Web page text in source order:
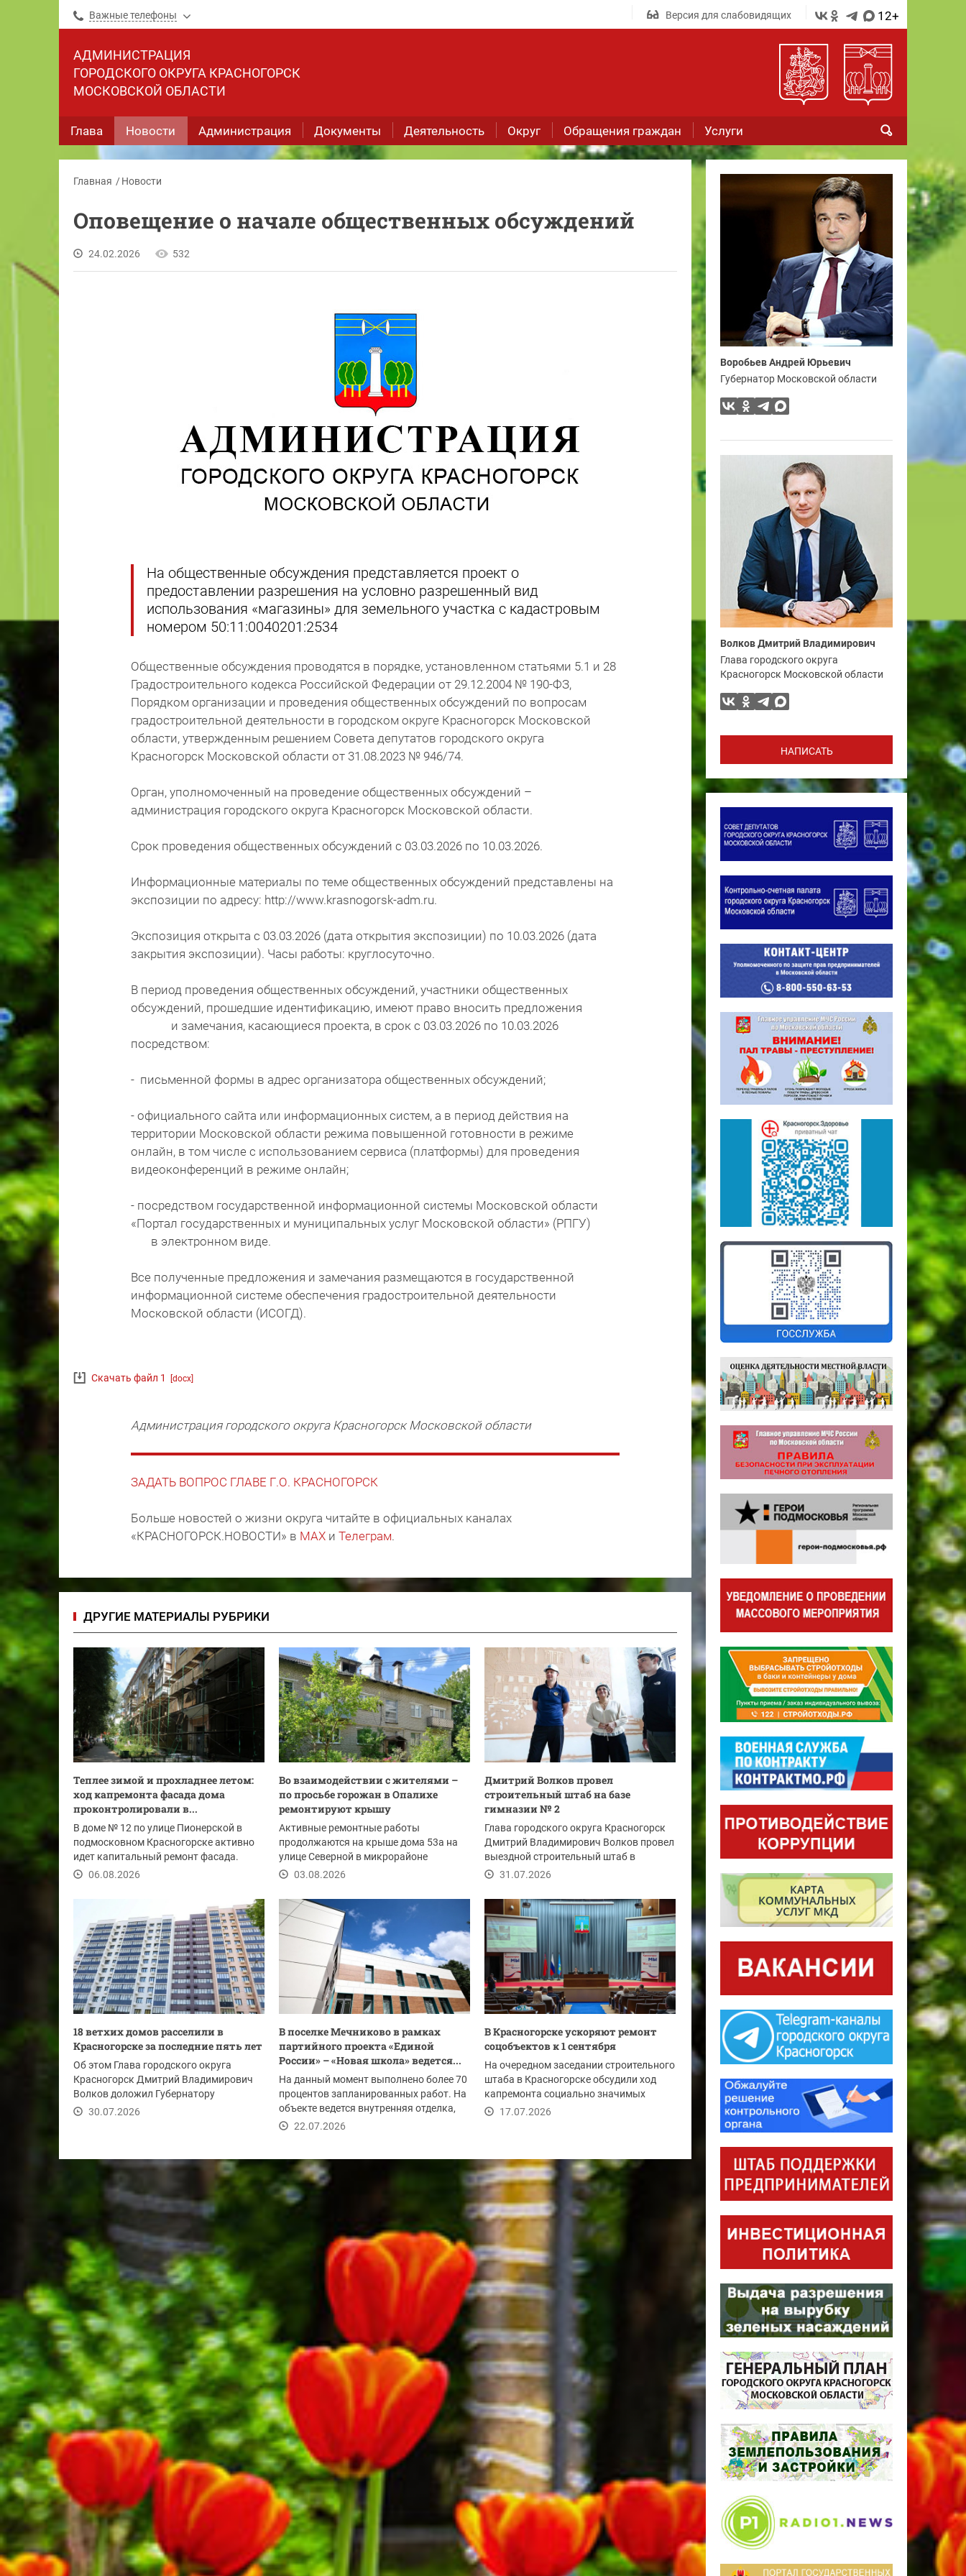
Важные телефоны Версия для слабовидящих 12+
АДМИНИСТРАЦИЯ
ГОРОДСКОГО ОКРУГА КРАСНОГОРСК
МОСКОВСКОЙ ОБЛАСТИ
Глава Новости Администрация Документы Деятельность Округ Обращения граждан Услуги
Главная Новости
Оповещение о начале общественных обсуждений
24.02.2026 532
На общественные обсуждения представляется проект о
предоставлении разрешения на условно разрешенный вид
использования «магазины» для земельного участка с кадастровым
номером 50:11:0040201:2534
Общественные обсуждения проводятся в порядке, установленном статьями 5.1 и 28
Градостроительного кодекса Российской Федерации от 29.12.2004 № 190-ФЗ,
Порядком организации и проведения общественных обсуждений по вопросам
градостроительной деятельности в городском округе Красногорск Московской
области, утвержденным решением Совета депутатов городского округа
Красногорск Московской области от 31.08.2023 № 946/74.
Орган, уполномоченный на проведение общественных обсуждений –
администрация городского округа Красногорск Московской области.
Срок проведения общественных обсуждений с 03.03.2026 по 10.03.2026.
Информационные материалы по теме общественных обсуждений представлены на
экспозиции по адресу: http://www.krasnogorsk-adm.ru.
Экспозиция открыта с 03.03.2026 (дата открытия экспозиции) по 10.03.2026 (дата
закрытия экспозиции). Часы работы: круглосуточно.
В период проведения общественных обсуждений, участники общественных
обсуждений, прошедшие идентификацию, имеют право вносить предложения
и замечания, касающиеся проекта, в срок с 03.03.2026 по 10.03.2026
посредством:
- письменной формы в адрес организатора общественных обсуждений;
- официального сайта или информационных систем, а в период действия на
территории Московской области режима повышенной готовности в режиме
онлайн, в том числе с использованием сервиса (платформы) для проведения
видеоконференций в режиме онлайн;
- посредством государственной информационной системы Московской области
«Портал государственных и муниципальных услуг Московской области» (РПГУ)
в электронном виде.
Все полученные предложения и замечания размещаются в государственной
информационной системе обеспечения градостроительной деятельности
Московской области (ИСОГД).
Скачать файл 1 [docx]
Администрация городского округа Красногорск Московской области
ЗАДАТЬ ВОПРОС ГЛАВЕ Г.О. КРАСНОГОРСК
Больше новостей о жизни округа читайте в официальных каналах
«КРАСНОГОРСК.НОВОСТИ» в MAX и Телеграм.
ДРУГИЕ МАТЕРИАЛЫ РУБРИКИ
Теплее зимой и прохладнее летом:
ход капремонта фасада дома
проконтролировали в...
В доме № 12 по улице Пионерской в
подмосковном Красногорске активно
идет капитальный ремонт фасада.
Вместе с...
06.08.2026
Во взаимодействии с жителями –
по просьбе горожан в Опалихе
ремонтируют крышу
Активные ремонтные работы
продолжаются на крыше дома 53а на
улице Северной в микрорайоне
Опалиха. Ранее жители в...
03.08.2026
Дмитрий Волков провел
строительный штаб на базе
гимназии № 2
Глава городского округа Красногорск
Дмитрий Владимирович Волков провел
выездной строительный штаб в
гимназии №2, где...
31.07.2026
18 ветхих домов расселили в
Красногорске за последние пять лет
Об этом Глава городского округа
Красногорск Дмитрий Владимирович
Волков доложил Губернатору
Московской области Андрею...
30.07.2026
В поселке Мечниково в рамках
партийного проекта «Единой
России» – «Новая школа» ведется...
На данный момент выполнено более 70
процентов запланированных работ. На
объекте ведется внутренняя отделка,
монтаж...
22.07.2026
В Красногорске ускоряют ремонт
соцобъектов к 1 сентября
На очередном заседании строительного
штаба в Красногорске обсудили ход
капремонта социально значимых
объектов. К...
17.07.2026
Воробьев Андрей Юрьевич
Губернатор Московской области
Волков Дмитрий Владимирович
Глава городского округа
Красногорск Московской области
НАПИСАТЬ